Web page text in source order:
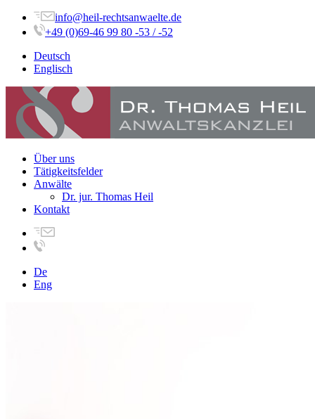
info@heil-rechtsanwaelte.de
+49 (0)69-46 99 80 -53 / -52
Deutsch
Englisch
Über uns
Tätigkeitsfelder
Anwälte
Dr. jur. Thomas Heil
Kontakt
De
Eng